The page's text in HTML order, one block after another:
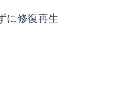
に修復再生